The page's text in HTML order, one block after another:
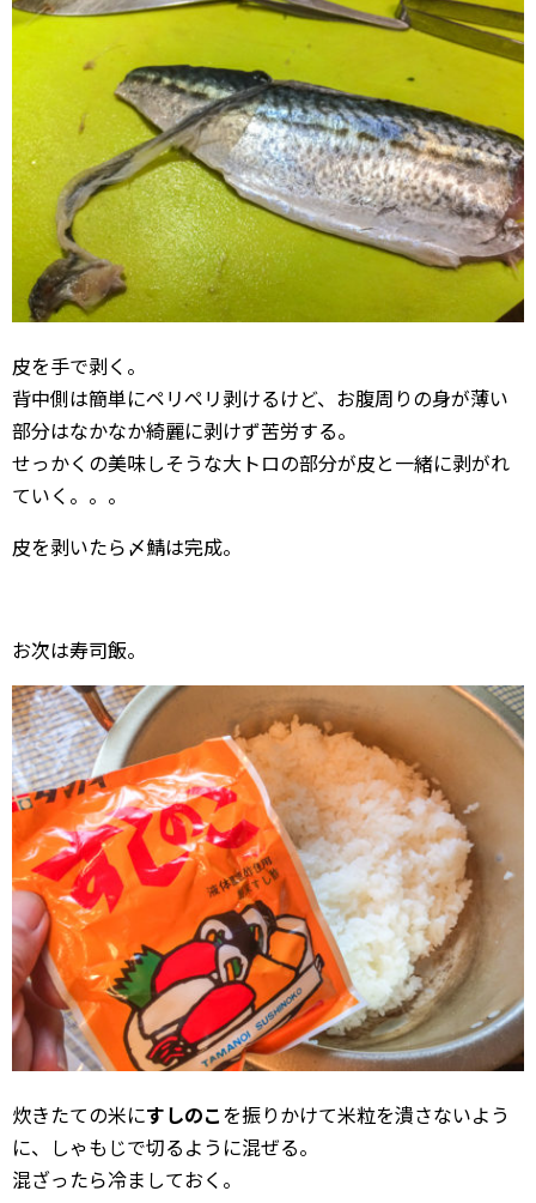
皮を手で剥く。
背中側は簡単にペリペリ剥けるけど、お腹周りの身が薄い
部分はなかなか綺麗に剥けず苦労する。
せっかくの美味しそうな大トロの部分が皮と一緒に剥がれ
ていく。。。
皮を剥いたら〆鯖は完成。
お次は寿司飯。
炊きたての米にすしのこを振りかけて米粒を潰さないよう
に、しゃもじで切るように混ぜる。
混ざったら冷ましておく。